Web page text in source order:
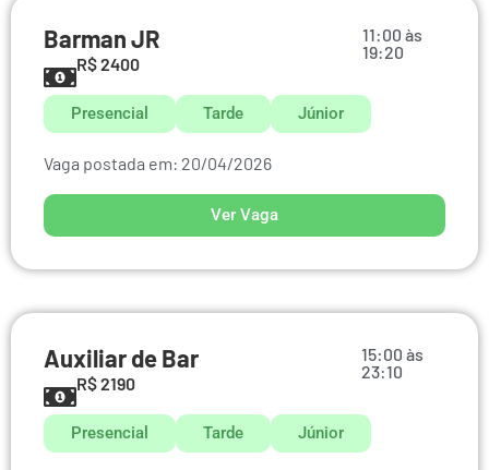
Barman JR
11:00 às
19:20
R$ 2400
Presencial Tarde Júnior
Vaga postada em: 20/04/2026
Ver Vaga
Auxiliar de Bar
15:00 às
23:10
R$ 2190
Presencial Tarde Júnior